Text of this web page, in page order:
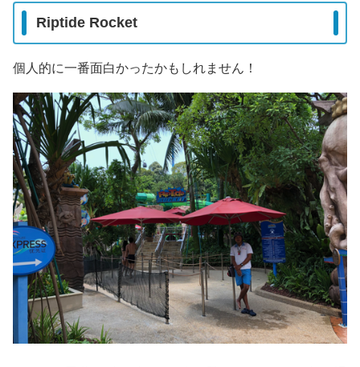
Riptide Rocket
個人的に一番面白かったかもしれません！